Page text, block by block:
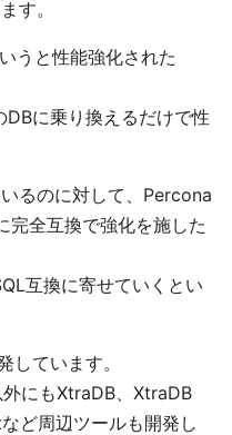
す。
うと性能強化された
に乗り換えるだけで性
るのに対して、Percona
全互換で強化を施した
互換に寄せていくとい
ています。
にもXtraDB、XtraDB
ど周辺ツールも開発し